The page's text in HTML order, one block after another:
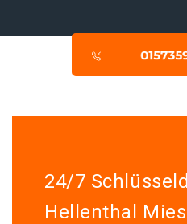
24/7
Hellenthal